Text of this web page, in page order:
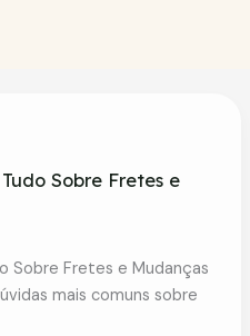
Sobre Fretes e
Sobre Fretes e Mudanças
mais comuns sobre